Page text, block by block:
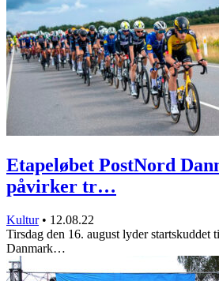
Etapeløbet PostNord
påvirker tr…
Kultur • 12.08.22
Tirsdag den 16. august lyder startskuddet
Danmark…